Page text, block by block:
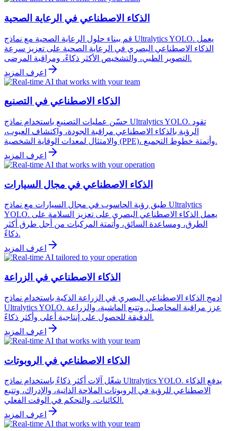
الذكاء الاصطناعي في الرعاية الصحية
قم ببناء حلول الرعاية الصحية مع نماذج Ultralytics YOLO. يعمل
الذكاء الاصطناعي البصري في الرعاية الصحية على تعزيز سرعة
التصوير الطبي، والتشخيص الأكثر ذكاءً، ومراقبة المرضى.
اعرف المزيد
الذكاء الاصطناعي في التصنيع
حسّن عمليات التصنيع باستخدام نماذج Ultralytics YOLO. تقود
الرؤية بالذكاء الاصطناعي مراقبة الجودة، واكتشاف العيوب،
والامتثال لمعدات الوقاية الشخصية (PPE)، وأتمتة خطوط التجميع.
اعرف المزيد
الذكاء الاصطناعي في مجال السيارات
طبق رؤية الحاسوب في مجال السيارات مع نماذج Ultralytics
YOLO. يعمل الذكاء الاصطناعي البصري على تعزيز السلامة على
الطرق، ومساعدة السائق، وأتمتة المركبات من أجل طرق أكثر
ذكاءً.
اعرف المزيد
الذكاء الاصطناعي في الزراعة
ادمج الذكاء الاصطناعي البصري في الزراعة الذكية باستخدام نماذج
Ultralytics YOLO. عزز مراقبة المحاصيل، وتتبع الماشية، والزراعة
الدقيقة للحصول على إنتاجية أعلى وأكثر ذكاءً.
اعرف المزيد
الذكاء الاصطناعي في الروبوتات
شغّل آلات أكثر ذكاءً باستخدام نماذج Ultralytics YOLO. يدفع الذكاء
الاصطناعي للرؤية في الروبوتات الملاحة الذاتية، والإدراك، وتتبع
الكائنات، والتحكم في الوقت الفعلي.
اعرف المزيد